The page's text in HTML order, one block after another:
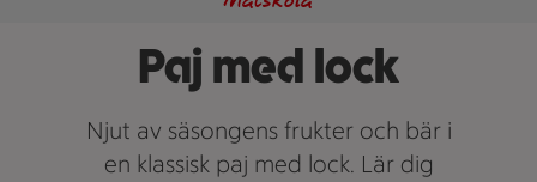
Paj med lock
Njut av säsongens frukter och bär i
en klassisk paj med lock. Lär dig